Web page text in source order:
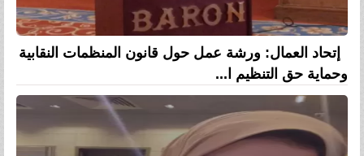
إتحاد العمال: ورشة عمل حول قانون المنظمات النقابية
وحماية حق التنظيم ا...